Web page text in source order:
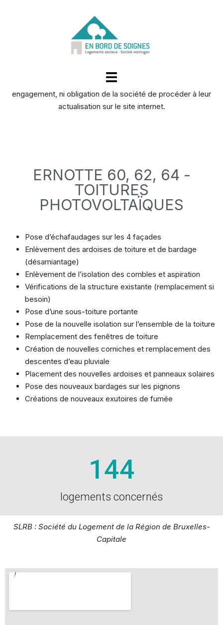
sont susceptibles d’être modifiées à tout moment sans
engagement, ni obligation de la société de procéder à leur
actualisation sur le site internet.
ERNOTTE 60, 62, 64 -
TOITURES
PHOTOVOLTAÏQUES
Pose d’échafaudages sur les 4 façades
Enlèvement des ardoises de toiture et de bardage
(désamiantage)
Enlèvement de l’isolation des combles et aspiration
Vérifications de la structure existante (remplacement si
besoin)
Pose d’une sous-toiture portante
Pose de la nouvelle isolation sur l’ensemble de la toiture
Remplacement des fenêtres de toiture
Création de nouvelles corniches et remplacement des
descentes d’eau pluviale
Placement des nouvelles ardoises et panneaux solaires
Pose des nouveaux bardages sur les pignons
Créations de nouveaux exutoires de fumée
logements concernés
144
SLRB : Société du Logement de la Région de Bruxelles-
Capitale